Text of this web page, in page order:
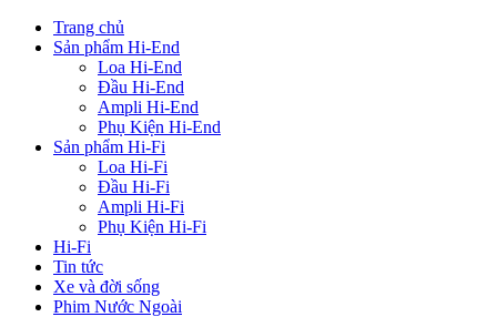
Trang chủ
Sản phẩm Hi-End
Loa Hi-End
Đầu Hi-End
Ampli Hi-End
Phụ Kiện Hi-End
Sản phẩm Hi-Fi
Loa Hi-Fi
Đầu Hi-Fi
Ampli Hi-Fi
Phụ Kiện Hi-Fi
Hi-Fi
Tin tức
Xe và đời sống
Phim Nước Ngoài